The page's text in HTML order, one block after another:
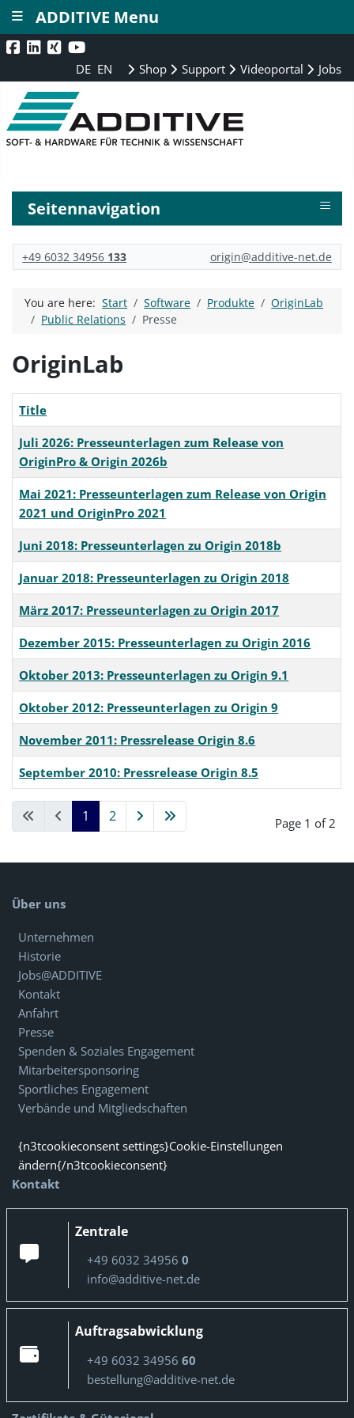
DE EN Shop Support Videoportal Jobs
Seitennavigation ≡
+49 6032 34956 133 origin@additive-net.de
You are here:Start Software Produkte
OriginLab
Public Relations
Presse
OriginLab
Articles
Title
Juli 2026: Presseunterlagen zum Release von
OriginPro & Origin 2026b
Mai 2021: Presseunterlagen zum Release von Origin
2021 und OriginPro 2021
Juni 2018: Presseunterlagen zu Origin 2018b
Januar 2018: Presseunterlagen zu Origin 2018
März 2017: Presseunterlagen zu Origin 2017
Dezember 2015: Presseunterlagen zu Origin 2016
Oktober 2013: Presseunterlagen zu Origin 9.1
Oktober 2012: Presseunterlagen zu Origin 9
November 2011: Pressrelease Origin 8.6
September 2010: Pressrelease Origin 8.5
Page 1 of 2
1 2
Über uns
Unternehmen
Historie
Jobs@ADDITIVE
Kontakt
Anfahrt
Presse
Spenden & Soziales Engagement
Mitarbeitersponsoring
Sportliches Engagement
Verbände und Mitgliedschaften
{n3tcookieconsent settings}Cookie-Einstellungen
ändern{/n3tcookieconsent}
Kontakt
Zentrale
+49 6032 34956 0
info@additive-net.de
Auftragsabwicklung
+49 6032 34956 60
bestellung@additive-net.de
ADDITIVE Menu
≡